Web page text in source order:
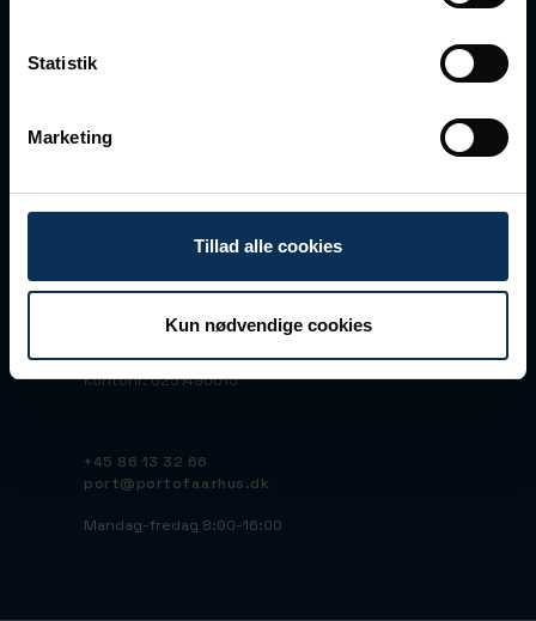
Statistik
Marketing
Tillad alle cookies
Kun nødvendige cookies
DK-8000 Aarhus C
EAN: 5790000423668
Peppol ID: 45515095
Bankoplysninger
Reg.nr. 2211
Kontonr. 0251490015
+45 86 13 32 66
port@portofaarhus.dk
Mandag-fredag 8:00-16:00